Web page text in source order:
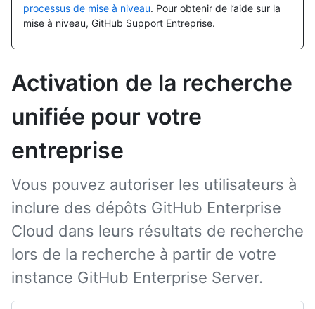
processus de mise à niveau. Pour obtenir de l’aide sur la
mise à niveau, GitHub Support Entreprise.
Activation de la recherche
unifiée pour votre
entreprise
Vous pouvez autoriser les utilisateurs à
inclure des dépôts GitHub Enterprise
Cloud dans leurs résultats de recherche
lors de la recherche à partir de votre
instance GitHub Enterprise Server.